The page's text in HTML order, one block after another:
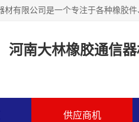
河南大林橡胶通信
供应商机